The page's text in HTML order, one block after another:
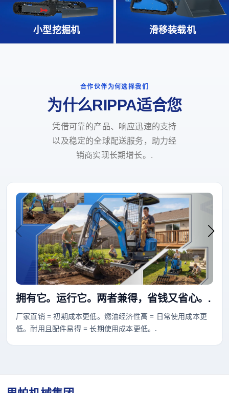
小型挖掘机 滑移装载机
合作伙伴为何选择我们
为什么RIPPA适合您
凭借可靠的产品、响应迅速的支持
以及稳定的全球配送服务，助力经
销商实现长期增长。.
拥有它。运行它。两者兼得，省钱又省心。.
厂家直销 = 初期成本更低。燃油经济性高 = 日常使用成本更
低。耐用且配件易得 = 长期使用成本更低。.